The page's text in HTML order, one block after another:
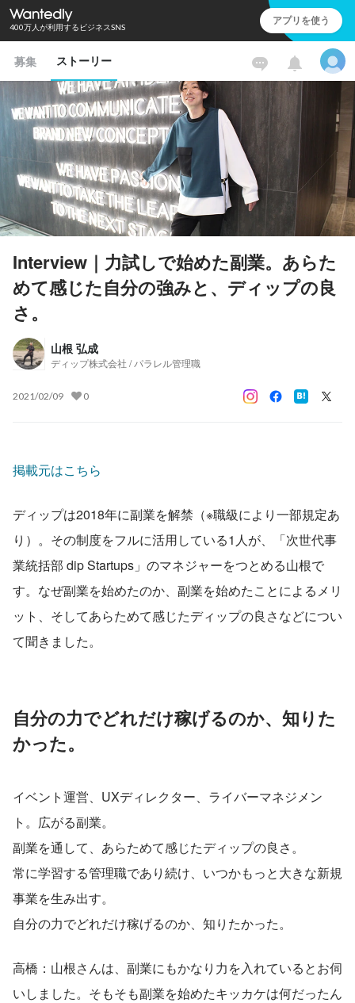
400万人が利用するビジネスSNS アプリを使う
募集 ストーリー
Interview｜力試しで始めた副業。あらた
めて感じた自分の強みと、ディップの良
さ。
山根 弘成
ディップ株式会社 / パラレル管理職
2021/02/09 0
掲載元はこちら
ディップは2018年に副業を解禁（※職級により一部規定あ
り）。その制度をフルに活用している1人が、「次世代事
業統括部 dip Startups」のマネジャーをつとめる山根で
す。なぜ副業を始めたのか、副業を始めたことによるメリ
ット、そしてあらためて感じたディップの良さなどについ
て聞きました。
自分の力でどれだけ稼げるのか、知りた
かった。
イベント運営、UXディレクター、ライバーマネジメン
ト。広がる副業。
副業を通して、あらためて感じたディップの良さ。
常に学習する管理職であり続け、いつかもっと大きな新規
事業を生み出す。
自分の力でどれだけ稼げるのか、知りたかった。
高橋：山根さんは、副業にもかなり力を入れているとお伺
いしました。そもそも副業を始めたキッカケは何だったん